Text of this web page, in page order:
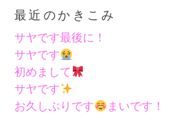
最近のかきこみ
サヤです最後に！
サヤです
初めまして
サヤです
お久しぶりです
まいです！